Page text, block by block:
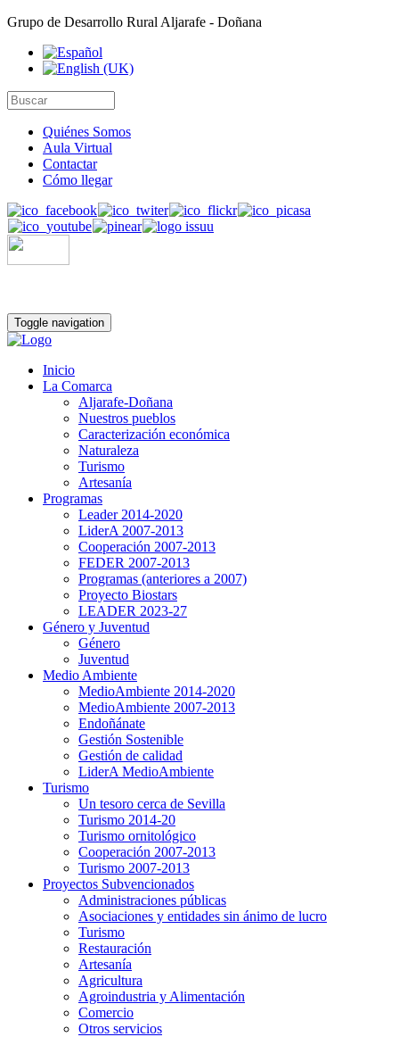
Grupo de Desarrollo Rural Aljarafe - Doñana
Quiénes Somos
Aula Virtual
Contactar
Cómo llegar
Toggle navigation
Inicio
La Comarca
Aljarafe-Doñana
Nuestros pueblos
Caracterización económica
Naturaleza
Turismo
Artesanía
Programas
Leader 2014-2020
LiderA 2007-2013
Cooperación 2007-2013
FEDER 2007-2013
Programas (anteriores a 2007)
Proyecto Biostars
LEADER 2023-27
Género y Juventud
Género
Juventud
Medio Ambiente
MedioAmbiente 2014-2020
MedioAmbiente 2007-2013
Endoñánate
Gestión Sostenible
Gestión de calidad
LiderA MedioAmbiente
Turismo
Un tesoro cerca de Sevilla
Turismo 2014-20
Turismo ornitológico
Cooperación 2007-2013
Turismo 2007-2013
Proyectos Subvencionados
Administraciones públicas
Asociaciones y entidades sin ánimo de lucro
Turismo
Restauración
Artesanía
Agricultura
Agroindustria y Alimentación
Comercio
Otros servicios